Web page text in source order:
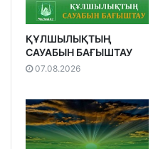
ҚҰЛШЫЛЫҚТЫҢ
САУАБЫН БАҒЫШТАУ
07.08.2026